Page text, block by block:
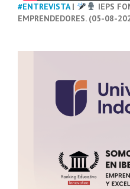
#ENTREVISTA|
IEPS
EMPRENDEDORES. (05-08-